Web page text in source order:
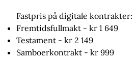
Fastpris på digitale kontrakter:
Fremtidsfullmakt - kr 1 649
Testament - kr 2 149
Samboerkontrakt - kr 999